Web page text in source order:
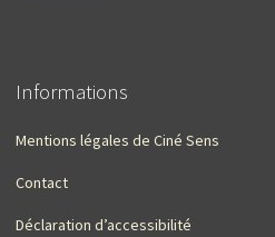
Informations
Mentions légales de Ciné Sens
Contact
Déclaration d’accessibilité